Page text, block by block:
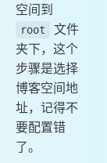
空间到
root
文件
夹下，这个
步骤是选择
博客空间地
址，记得不
要配置错
了。